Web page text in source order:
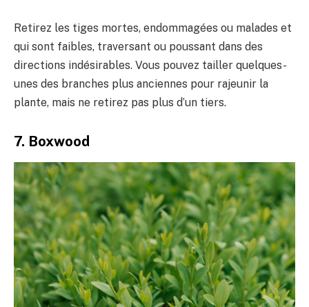
Retirez les tiges mortes, endommagées ou malades et
qui sont faibles, traversant ou poussant dans des
directions indésirables. Vous pouvez tailler quelques-
unes des branches plus anciennes pour rajeunir la
plante, mais ne retirez pas plus d’un tiers.
7. Boxwood